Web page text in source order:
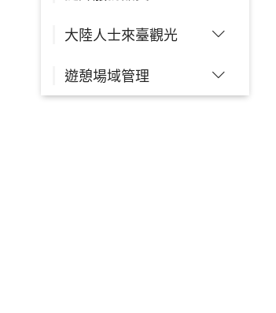
大陸人士來臺觀光
遊憩場域管理